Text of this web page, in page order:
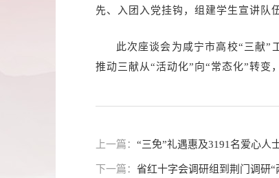
先、入团入党挂钩，组建学生宣讲队
此次座谈会为咸宁市高校“三献”
推动三献从“活动化”向“常态化”转变
上一篇： “三免”礼遇惠及3191名爱心人
下一篇： 省红十字会调研组到荆门调研“